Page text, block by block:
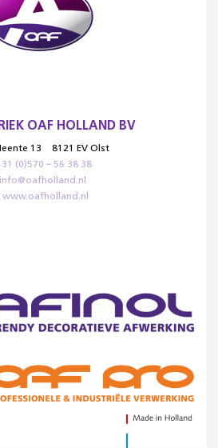
OAF HOLLAND BV
13
8121 EV Olst
(0)570 – 56 38 38
info@oafholland.nl
www.oafholland.nl